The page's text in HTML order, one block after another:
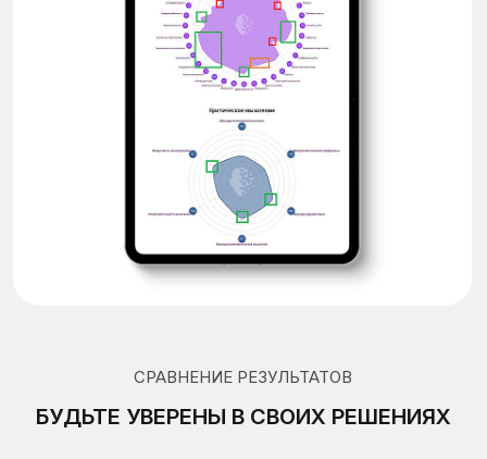
Используйте для отбора в кадровый
резерв и ротации
Как это работает